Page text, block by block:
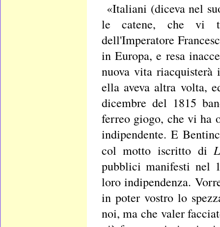
«Italiani (diceva nel
le catene, che vi
dell'Imperatore
in Europa, e resa
nuova vita
ella aveva altra volta,
dicembre del 1815
ferreo giogo, che vi ha
indipendente. E
col motto iscritto di
pubblici manifesti nel
loro indipendenza.
in poter vostro lo
noi, ma che valer